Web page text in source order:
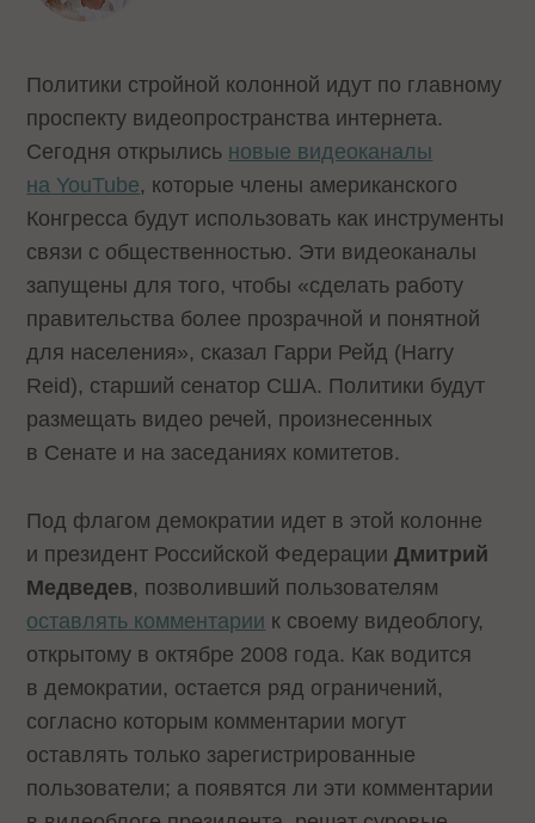
Политики стройной колонной идут по главному
проспекту видеопространства интернета.
Сегодня открылись новые видеоканалы
на YouTube, которые члены американского
Конгресса будут использовать как инструменты
связи с общественностью. Эти видеоканалы
запущены для того, чтобы «сделать работу
правительства более прозрачной и понятной
для населения», сказал Гарри Рейд (Harry
Reid), старший сенатор США. Политики будут
размещать видео речей, произнесенных
в Сенате и на заседаниях комитетов.
Под флагом демократии идет в этой колонне
и президент Российской ФедерацииДмитрий
Медведев, позволивший пользователям
оставлять комментарии к своему видеоблогу,
открытому в октябре 2008 года. Как водится
в демократии, остается ряд ограничений,
согласно которым комментарии могут
оставлять только зарегистрированные
пользователи; а появятся ли эти комментарии